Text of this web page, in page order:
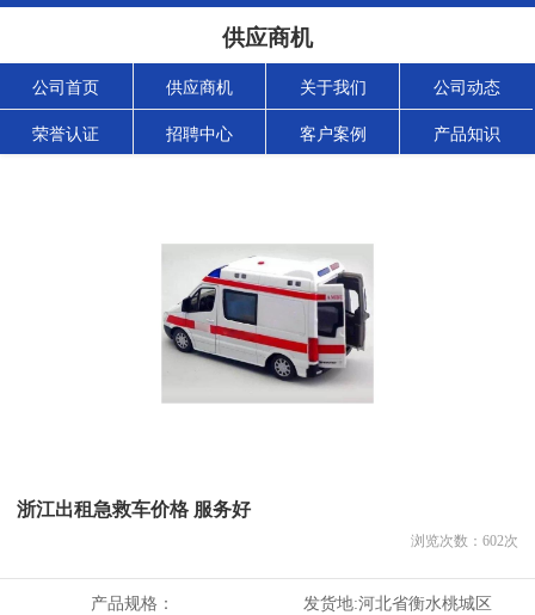
供应商机
公司首页 供应商机 关于我们 公司动态
荣誉认证 招聘中心 客户案例 产品知识
浙江出租急救车价格 服务好
浏览次数： 602次
产品规格： 发货地:河北省衡水桃城区